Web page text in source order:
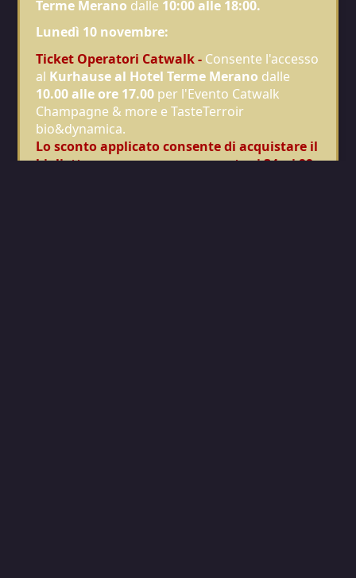
Terme Merano dalle 10:00 alle 18:00.
Lunedì 10 novembre:
Ticket Operatori Catwalk - Consente l'accesso
al Kurhause al Hotel Terme Merano dalle
10.00 alle ore 17.00 per l'Evento Catwalk
Champagne & more e TasteTerroir
bio&dynamica.
Lo sconto applicato consente di acquistare il
biglietto a un prezzo compreso tra i 34 e i 99